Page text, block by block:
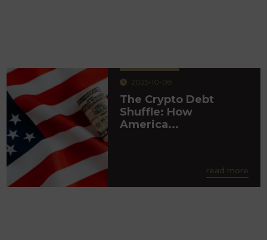
2025-10-08
The Crypto Debt
Shuffle: How
America...
read more